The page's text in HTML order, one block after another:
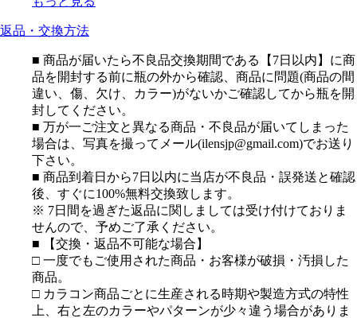
返品・交換方法
■ 商品が届いたら不良品交換期間である【7日以内】に商
品を開封する前に瓶の外から確認、商品に問題(商品の間
違い、傷、欠け、カラー)がないかご確認してから瓶を開
封してください。
■ 万が一ご注文と異なる商品・不良品が届いてしまった
場合は、写真を撮ってメール(ilensjp@gmail.com)でお送り
下さい。
■ 商品到着日から7日以内に当店が不良品・誤発送と確認
後、すぐに100%無料交換致します。
※ 7日間を過ぎた返品に関しましては受け付けておりま
せんので、予めご了承ください。
■ 【交換・返品不可能な場合】
□ 一度でもご使用された商品・お客様が破損・汚損した
商品。
□ カラコン商品ごとに生産される時期や製造方式の特性
上、右と左のカラーやパターンが少々違う場合がありま